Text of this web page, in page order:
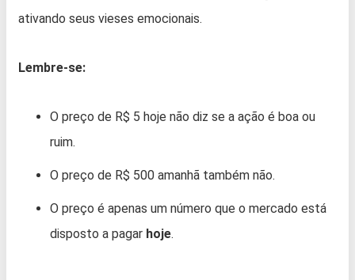
ativando seus vieses emocionais.
Lembre-se:
O preço de R$ 5 hoje não diz se a ação é boa ou
ruim.
O preço de R$ 500 amanhã também não.
O preço é apenas um número que o mercado está
disposto a pagar hoje.